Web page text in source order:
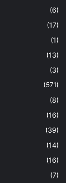
(6)
(17)
(1)
(13)
(3)
(571)
(8)
(16)
(39)
(14)
(16)
(7)